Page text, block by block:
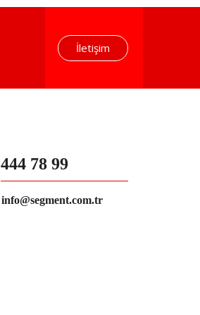
İletişim
444 78 99
info@segment.com.tr